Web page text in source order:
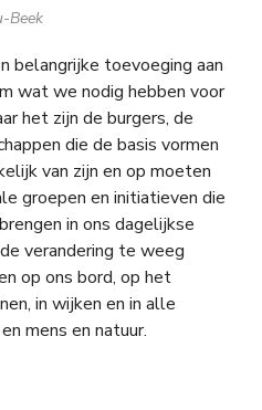
Beek
belangrijke toevoeging aan
wat we nodig hebben voor
het zijn de burgers, de
die de basis vormen
van zijn en op moeten
groepen en initiatieven die
in ons dagelijkse
verandering te weeg
op ons bord, op het
in wijken en in alle
mens en natuur.